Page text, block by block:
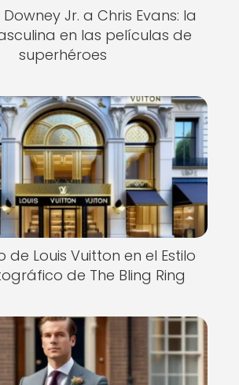
Jr. a Chris Evans: la
en las películas de
superhéroes
de Louis Vuitton en el Estilo
de The Bling Ring